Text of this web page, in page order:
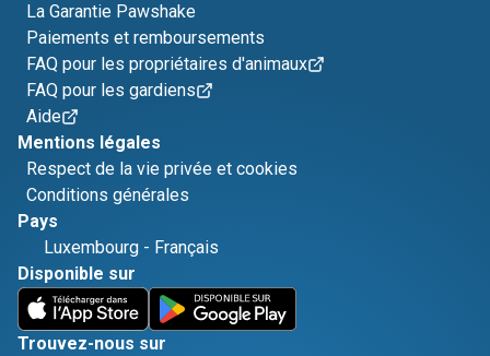
La Garantie Pawshake
Paiements et remboursements
FAQ pour les propriétaires d'animaux
FAQ pour les gardiens
Aide
Mentions légales
Respect de la vie privée et cookies
Conditions générales
Pays
Luxembourg - Français
Disponible sur
Trouvez-nous sur